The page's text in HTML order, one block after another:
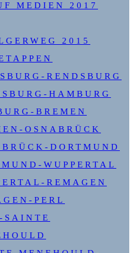
MEDIEN 2017
2015
RENDSBURG
HAMBURG
BREMEN
OSNABRÜCK
DORTMUND
WUPPERTAL
REMAGEN
PERL
SAINTE